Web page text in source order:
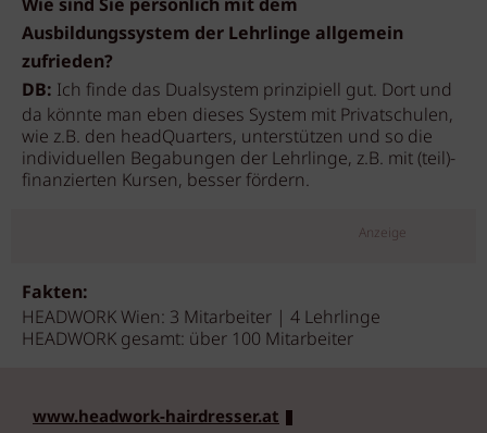
Wie sind Sie persönlich mit dem
Ausbildungssystem der Lehrlinge allgemein
zufrieden?
DB: Ich finde das Dualsystem prinzipiell gut. Dort und
da könnte man eben dieses System mit Privatschulen,
wie z.B. den headQuarters, unterstützen und so die
individuellen Begabungen der Lehrlinge, z.B. mit (teil)-
finanzierten Kursen, besser fördern.
Anzeige
Fakten:
HEADWORK Wien: 3 Mitarbeiter | 4 Lehrlinge
HEADWORK gesamt: über 100 Mitarbeiter
www.headwork-hairdresser.at